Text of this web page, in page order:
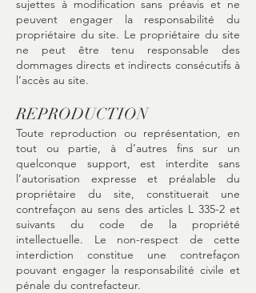
sujettes à modification sans préavis et ne
peuvent engager la responsabilité du
propriétaire du site. Le propriétaire du site
ne peut être tenu responsable des
dommages directs et indirects consécutifs à
l’accès au site.
REPRODUCTION
Toute reproduction ou représentation, en
tout ou partie, à d’autres fins sur un
quelconque support, est interdite sans
l’autorisation expresse et préalable du
propriétaire du site, constituerait une
contrefaçon au sens des articles L 335-2 et
suivants du code de la propriété
intellectuelle. Le non-respect de cette
interdiction constitue une contrefaçon
pouvant engager la responsabilité civile et
pénale du contrefacteur.